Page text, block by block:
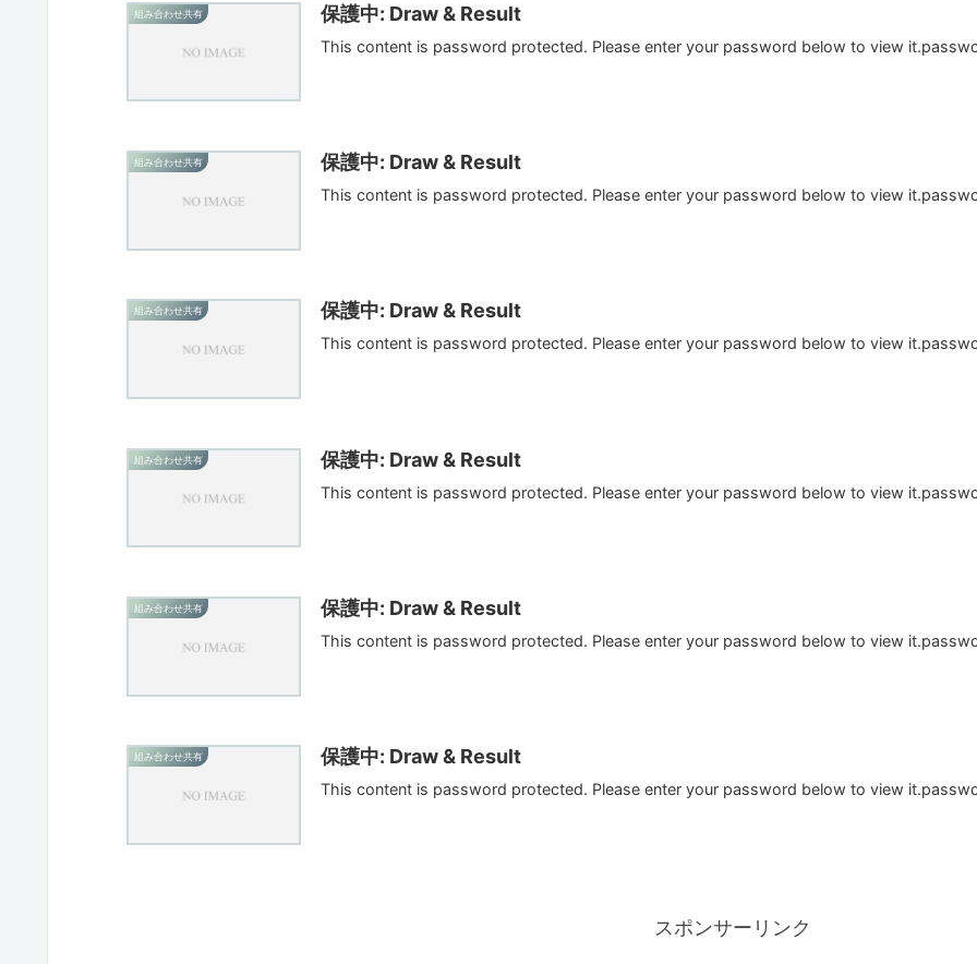
組み合わせ共有 保護中: Draw & Result
This content is password protected. Please enter your password below to view
組み合わせ共有 保護中: Draw & Result
This content is password protected. Please enter your password below to view
組み合わせ共有 保護中: Draw & Result
This content is password protected. Please enter your password below to view
組み合わせ共有 保護中: Draw & Result
This content is password protected. Please enter your password below to view
組み合わせ共有 保護中: Draw & Result
This content is password protected. Please enter your password below to view
組み合わせ共有 保護中: Draw & Result
This content is password protected. Please enter your password below to view
スポンサーリンク